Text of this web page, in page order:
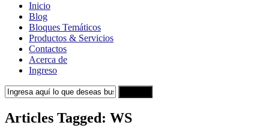
Inicio
Blog
Bloques Temáticos
Productos & Servicios
Contactos
Acerca de
Ingreso
Articles Tagged: WS